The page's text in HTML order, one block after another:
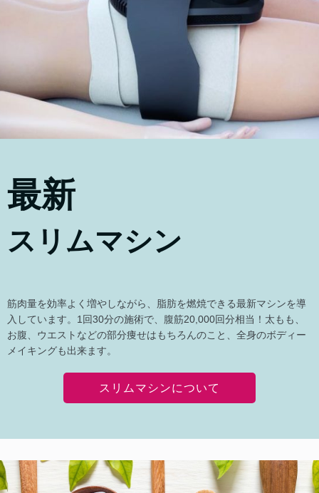
最新
スリムマシン
筋肉量を効率よく増やしながら、脂肪を燃焼できる最新マシンを導
入しています。1回30分の施術で、腹筋20,000回分相当！太もも、
お腹、ウエストなどの部分痩せはもちろんのこと、全身のボディー
メイキングも出来ます。
スリムマシンについて